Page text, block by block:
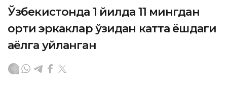
Ўзбекистонда 1 йилда 11 мингдан
ортиқ эркаклар ўзидан катта ёшдаги
аёлга уйланган